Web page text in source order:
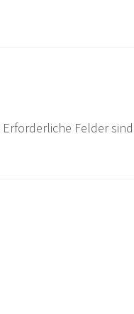
Erforderliche Felder